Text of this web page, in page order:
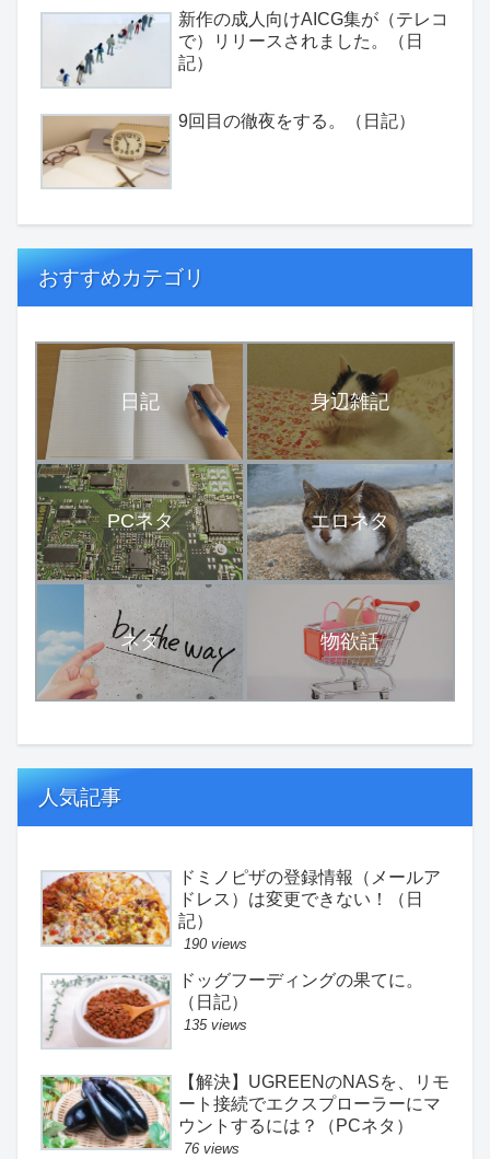
新作の成人向けAICG集が（テレコ
で）リリースされました。（日
記）
9回目の徹夜をする。（日記）
おすすめカテゴリ
日記 身辺雑記
PCネタ エロネタ
ネタ 物欲話
人気記事
ドミノピザの登録情報（メールア
ドレス）は変更できない！（日
記）
190 views
ドッグフーディングの果てに。
（日記）
135 views
【解決】UGREENのNASを、リモ
ート接続でエクスプローラーにマ
ウントするには？（PCネタ）
76 views